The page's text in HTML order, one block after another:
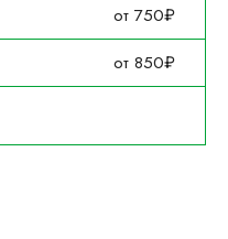
от 750₽
от 850₽